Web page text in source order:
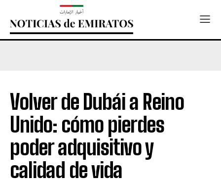
Volver de Dubái a Reino
Unido: cómo pierdes
poder adquisitivo y
calidad de vida